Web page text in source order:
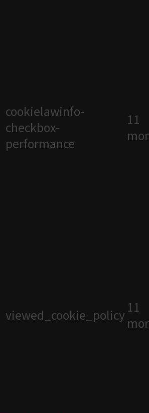
cookielawinfo-
checkbox-
performance
11
viewed_cookie_policy 11